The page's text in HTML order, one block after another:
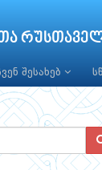
შესახებ